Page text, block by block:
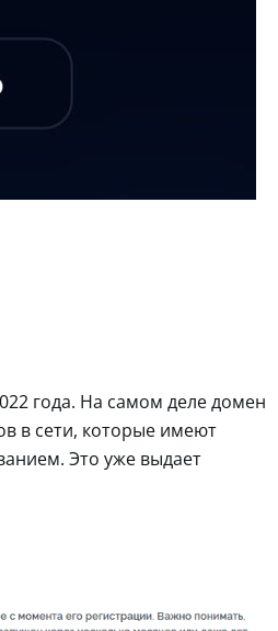
года. На самом деле домен
в сети, которые имеют
Это уже выдает